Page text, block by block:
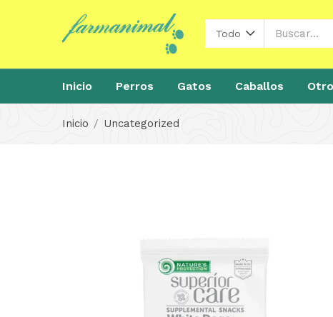
Todo
Inicio Perros Gatos Caballos
Inicio Uncategorized